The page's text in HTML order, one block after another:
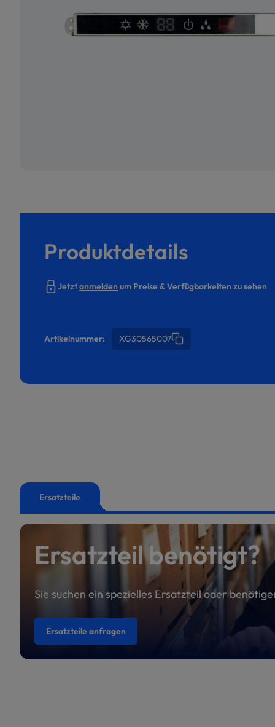
Produktdetails
Jetztanmeldenum Preise & Verfügbarkeiten zu sehen
Artikelnummer: XG30565007
Ersatzteile
Ersatzteil benötigt?
Sie suchen ein spezielles Ersatzteil oder
Ersatzteile anfragen